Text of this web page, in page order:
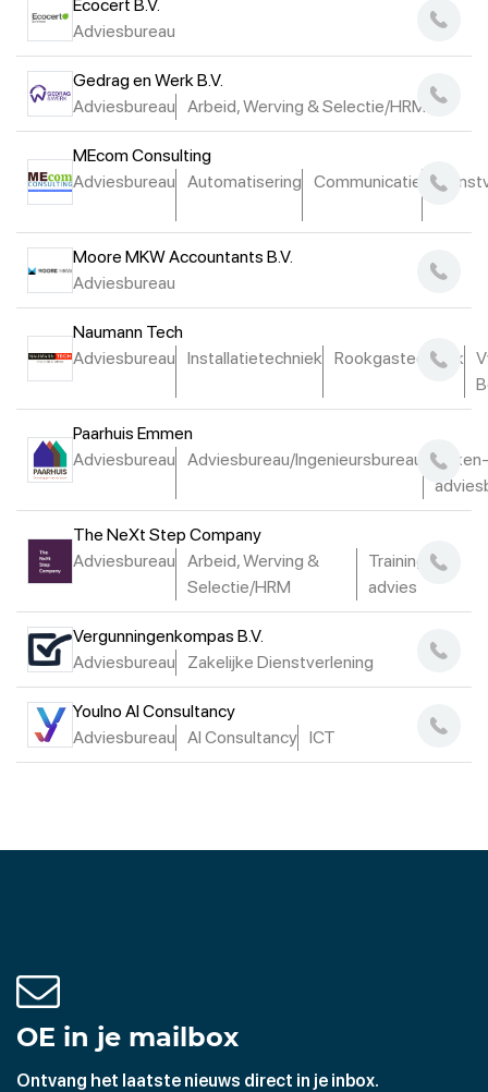
Ecocert B.V.
Adviesbureau
Gedrag en Werk B.V.
Adviesbureau
Arbeid, Werving & Selectie/HRM
MEcom Consulting
Adviesbureau
Automatisering Communicatie
Moore MKW Accountants B.V.
Adviesbureau
Naumann Tech
Adviesbureau
Installatietechniek Rookgastechniek
Paarhuis Emmen
Adviesbureau
Adviesbureau/Ingenieursbureau
The NeXt Step Company
Adviesbureau
Arbeid, Werving &
Selectie/HRM
Training en
advies
Vergunningenkompas B.V.
Adviesbureau
Zakelijke Dienstverlening
Youlno AI Consultancy
Adviesbureau
AI Consultancy ICT
OE in je mailbox
Ontvang het laatste nieuws direct in je inbox.